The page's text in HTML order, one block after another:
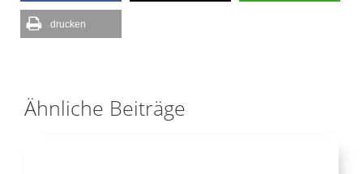
drucken
Ähnliche Beiträge